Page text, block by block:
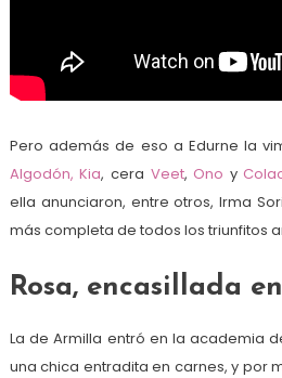
Pero además de eso a Edurne la
Algodón, Kia, cera Veet,Ono y
ella anunciaron, entre otros, Irma
más completa de todos los triunfitos
Rosa, encasillada
La de Armilla entró en la academia
una chica entradita en carnes, y por